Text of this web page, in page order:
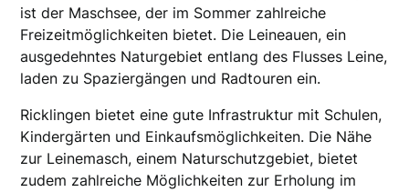
ist der Maschsee, der im Sommer zahlreiche
Freizeitmöglichkeiten bietet. Die Leineauen, ein
ausgedehntes Naturgebiet entlang des Flusses Leine,
laden zu Spaziergängen und Radtouren ein.
Ricklingen bietet eine gute Infrastruktur mit Schulen,
Kindergärten und Einkaufsmöglichkeiten. Die Nähe
zur Leinemasch, einem Naturschutzgebiet, bietet
zudem zahlreiche Möglichkeiten zur Erholung im